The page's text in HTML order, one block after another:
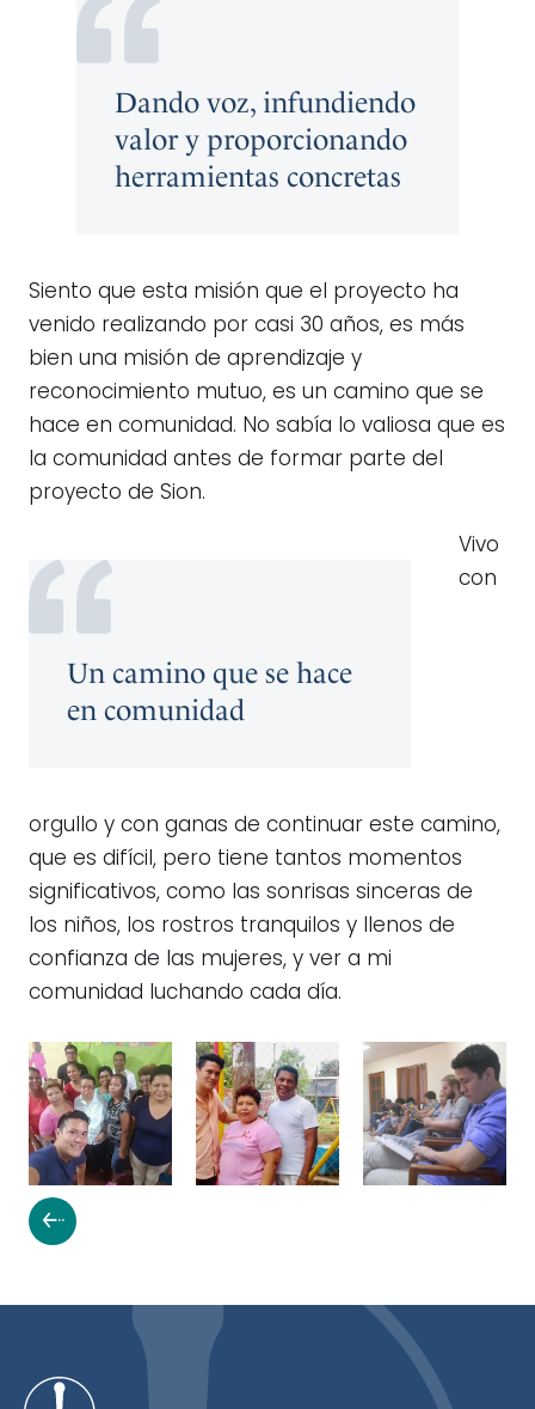
Dando voz, infundiendo
valor y proporcionando
herramientas concretas
Siento que esta misión que el proyecto ha
venido realizando por casi 30 años, es más
bien una misión de aprendizaje y
reconocimiento mutuo, es un camino que se
hace en comunidad. No sabía lo valiosa que es
la comunidad antes de formar parte del
proyecto de Sion.
Un camino que se hace
en comunidad
Vivo
con
orgullo y con ganas de continuar este camino,
que es difícil, pero tiene tantos momentos
significativos, como las sonrisas sinceras de
los niños, los rostros tranquilos y llenos de
confianza de las mujeres, y ver a mi
comunidad luchando cada día.